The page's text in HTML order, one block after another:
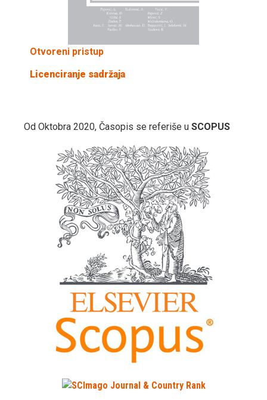
Otvoreni pristup
Licenciranje sadržaja
Od Oktobra 2020, Časopis se referiše u SCOPUS